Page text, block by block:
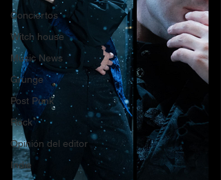
Conciertos
Witch house
Music News
Grunge
Post Punk
Rock
Opinión del editor
Indie